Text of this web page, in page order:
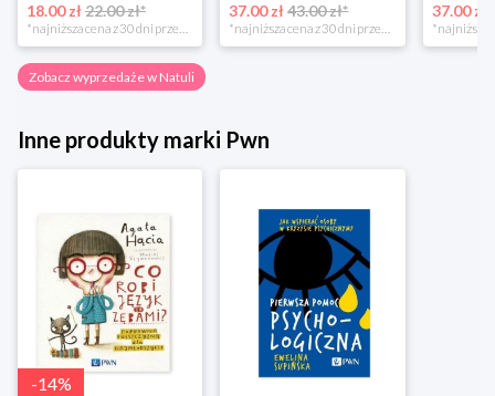
18.00 zł22.00 zł*
*najniższa cena z 30 dni przed obniżką
37.00 zł 43.00 zł*
*najniższa cena z 30 dni przed obniżką
37.00 zł
Zobacz wyprzedaże w Natuli
Inne produkty marki Pwn
-14%